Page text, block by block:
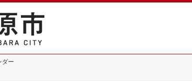
ダー